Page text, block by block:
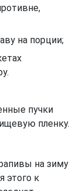
на порции;
пучки
пленку.
на зиму
этого к